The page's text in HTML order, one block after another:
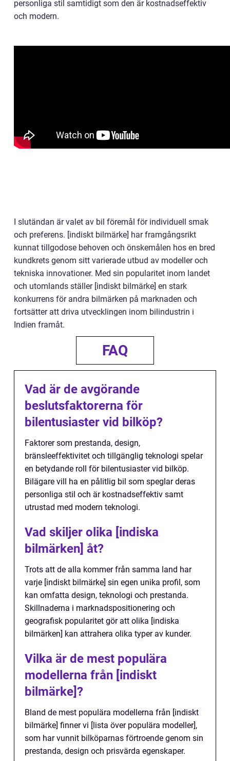
personliga stil samtidigt som den är kostnadseffektiv
och modern.
I slutändan är valet av bil föremål för individuell smak
och preferens. [indiskt bilmärke] har framgångsrikt
kunnat tillgodose behoven och önskemålen hos en bred
kundkrets genom sitt varierade utbud av modeller och
tekniska innovationer. Med sin popularitet inom landet
och utomlands ställer [indiskt bilmärke] en stark
konkurrens för andra bilmärken på marknaden och
fortsätter att driva utvecklingen inom bilindustrin i
Indien framåt.
FAQ
Vad är de avgörande
beslutsfaktorerna för
bilentusiaster vid bilköp?
Faktorer som prestanda, design,
bränsleeffektivitet och tillgänglig teknologi spelar
en betydande roll för bilentusiaster vid bilköp.
Bilägare vill ha en pålitlig bil som speglar deras
personliga stil och är kostnadseffektiv samt
utrustad med modern teknologi.
Vad skiljer olika [indiska
bilmärken] åt?
Trots att de alla kommer från samma land har
varje [indiskt bilmärke] sin egen unika profil, som
kan omfatta design, teknologi och prestanda.
Skillnaderna i marknadspositionering och
geografisk popularitet gör att olika [indiska
bilmärken] kan attrahera olika typer av kunder.
Vilka är de mest populära
modellerna från [indiskt
bilmärke]?
Bland de mest populära modellerna från [indiskt
bilmärke] finner vi [lista över populära modeller],
som har vunnit bilköparnas förtroende genom sin
prestanda, design och prisvärda egenskaper.